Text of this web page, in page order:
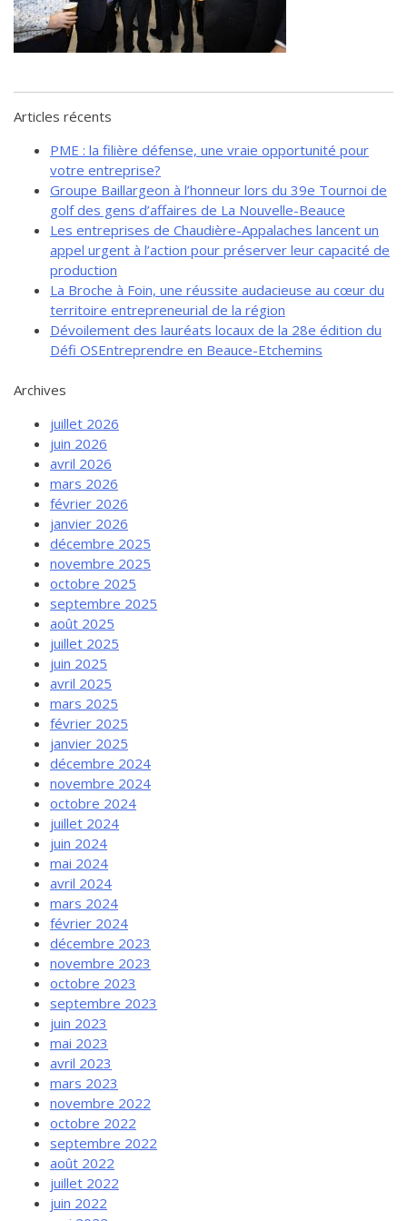
de solidarité
Futurpreneur
Documentation
Articles récents
PME : la filière défense, une vraie opportunité pour
votre entreprise?
Groupe Baillargeon à l’honneur lors du 39e Tournoi de
golf des gens d’affaires de La Nouvelle-Beauce
Les entreprises de Chaudière-Appalaches lancent un
appel urgent à l’action pour préserver leur capacité de
production
La Broche à Foin, une réussite audacieuse au cœur du
territoire entrepreneurial de la région
Dévoilement des lauréats locaux de la 28e édition du
Défi OSEntreprendre en Beauce-Etchemins
Archives
juillet 2026
juin 2026
avril 2026
mars 2026
février 2026
janvier 2026
décembre 2025
novembre 2025
octobre 2025
septembre 2025
août 2025
juillet 2025
juin 2025
avril 2025
mars 2025
février 2025
janvier 2025
décembre 2024
novembre 2024
octobre 2024
juillet 2024
juin 2024
mai 2024
avril 2024
mars 2024
février 2024
décembre 2023
novembre 2023
octobre 2023
septembre 2023
juin 2023
mai 2023
avril 2023
mars 2023
novembre 2022
octobre 2022
septembre 2022
août 2022
juillet 2022
juin 2022